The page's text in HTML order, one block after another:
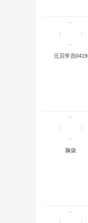
元贝学员0419
脑袋